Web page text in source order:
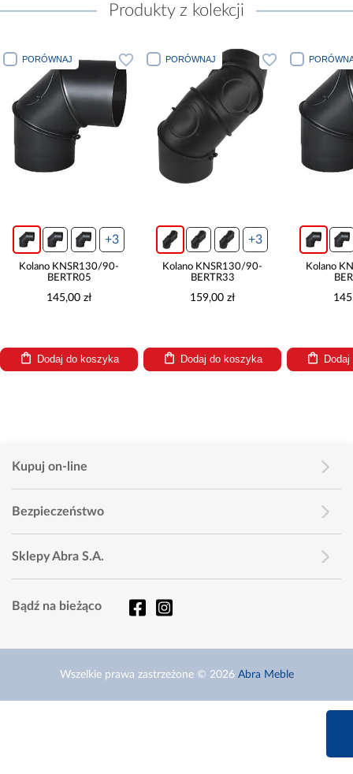
Produkty z kolekcji
PORÓWNAJ
+3
Kolano KNSR130/90-
BERTR05
145,00 zł
Dodaj do koszyka
PORÓWNAJ
+3
Kolano KNSR130/90-
BERTR33
159,00 zł
Dodaj do koszyka
Kolano
Kupuj on-line
Bezpieczeństwo
Sklepy Abra S.A.
Bądź na bieżąco
Wszelkie prawa zastrzeżone © 2026 Abra Meble